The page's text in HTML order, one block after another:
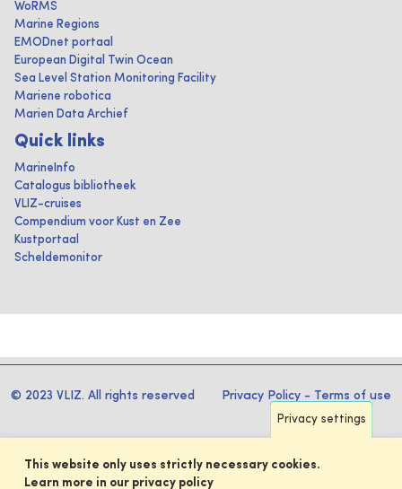
WoRMS
Marine Regions
EMODnet portaal
European Digital Twin Ocean
Sea Level Station Monitoring Facility
Mariene robotica
Marien Data Archief
Quick links
MarineInfo
Catalogus bibliotheek
VLIZ-cruises
Compendium voor Kust en Zee
Kustportaal
Scheldemonitor
© 2023 VLIZ. All rights reserved Privacy Policy - Terms of use
Privacy settings
This website only uses strictly necessary cookies.
Learn more in our privacy policy